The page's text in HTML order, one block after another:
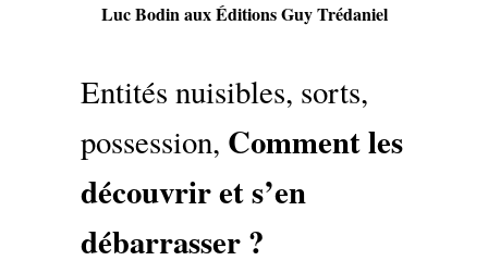
Luc Bodin aux Éditions Guy Trédaniel
Entités nuisibles, sorts,
possession, Comment les
découvrir et s’en
débarrasser ?